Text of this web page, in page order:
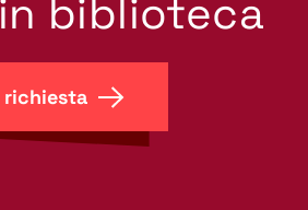
biblioteca
richiesta